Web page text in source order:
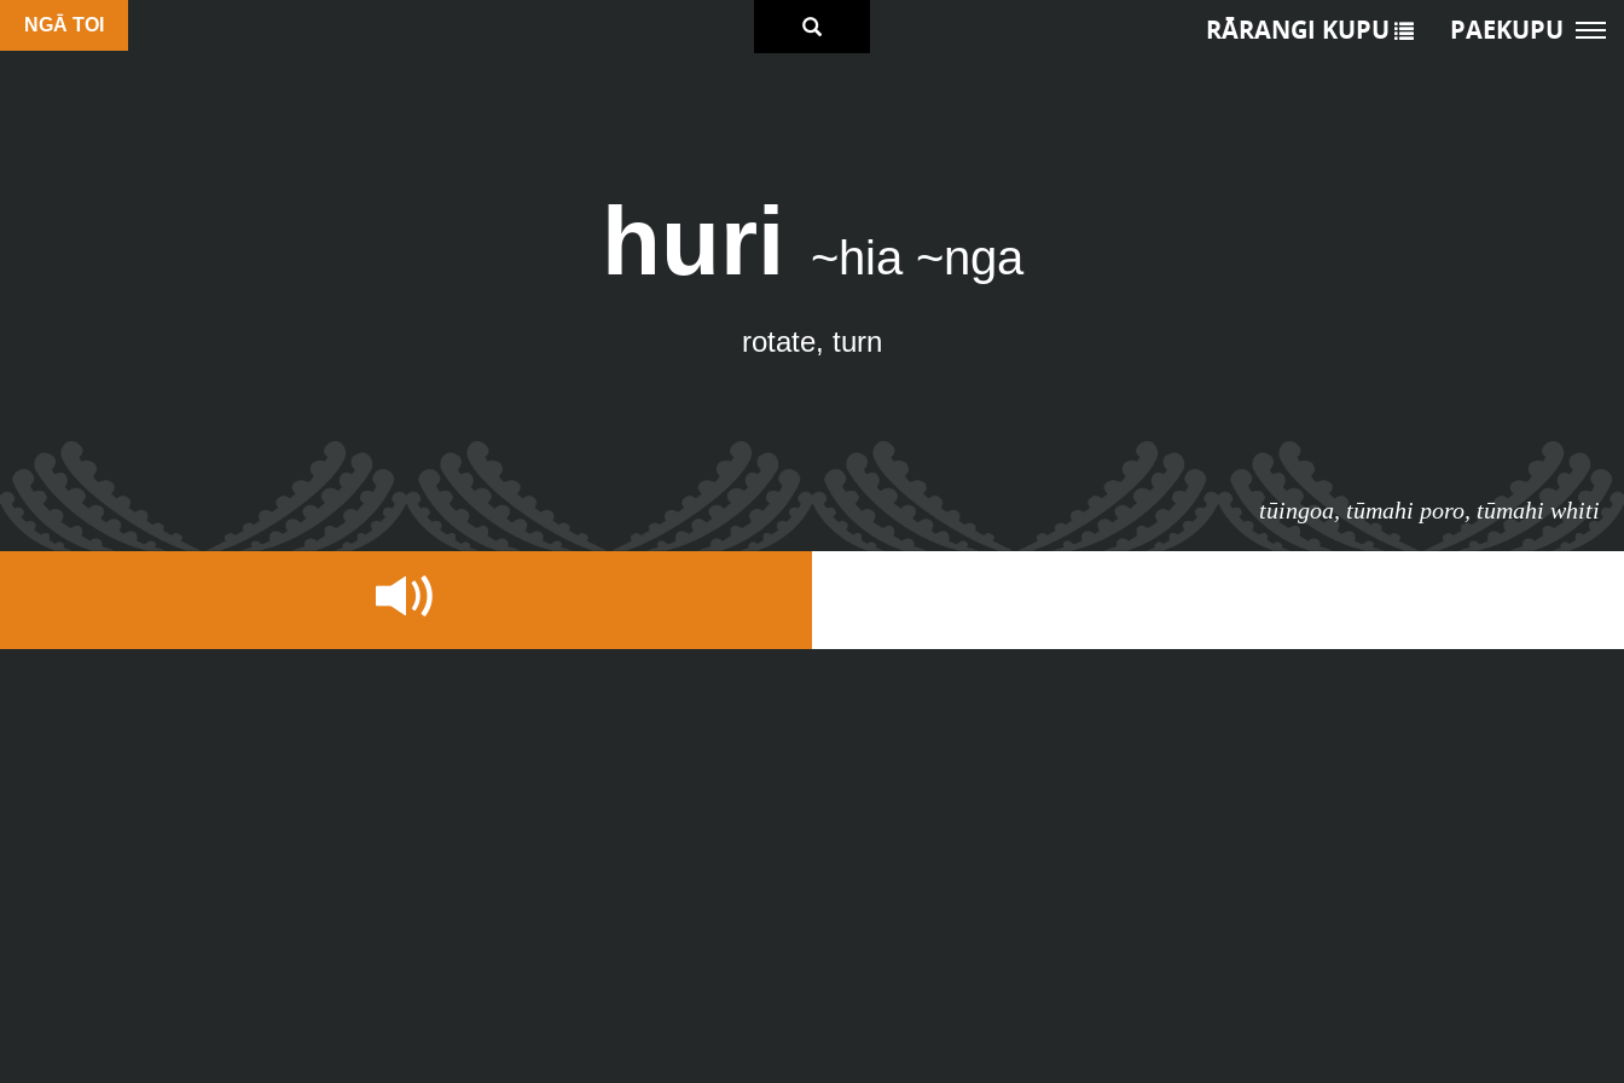
NGĀ TOI
huri ~hia ~nga
rotate, turn
tūingoa, tūmahi poro, tūmahi whiti
RĀRANGI KUPU PAEKUPU